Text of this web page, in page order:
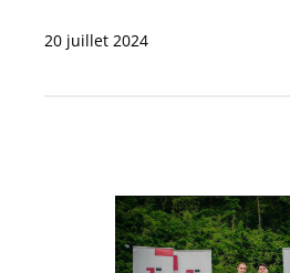
20 juillet 2024